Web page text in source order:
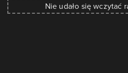
Nie udało się wczytać